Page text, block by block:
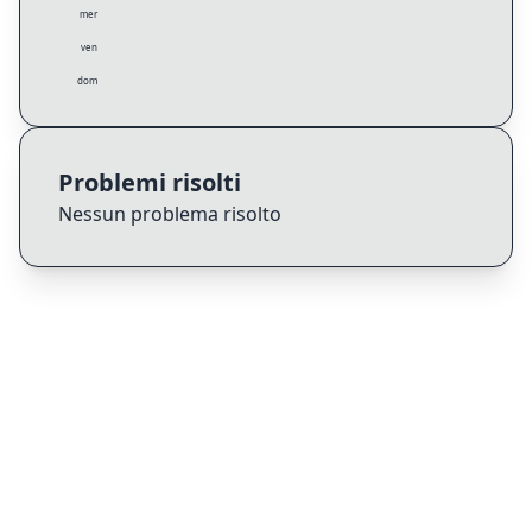
mer
ven
dom
Problemi risolti
Nessun problema risolto